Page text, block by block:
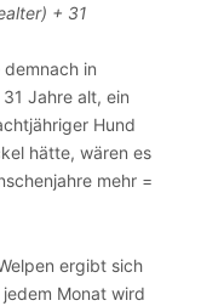
+ 31
in
Jahre alt, ein
Hund
hätte, wären es
mehr =
ergibt sich
Monat wird